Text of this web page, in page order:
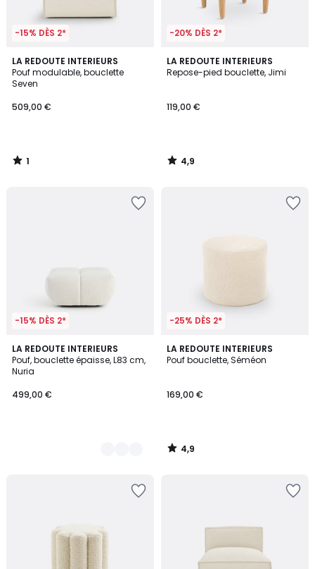
-15% DÈS 2*
LA REDOUTE INTERIEURS
Pouf modulable, bouclette
Seven
509,00 €
1
/
5
1
/
-20% DÈS 2*
LA REDOUTE INTERIEURS
Repose-pied bouclette, Jimi
119,00 €
4,9
/ 5
4,9
/
-15% DÈS 2*
LA REDOUTE INTERIEURS
Pouf, bouclette épaisse, L83 cm,
Nuria
499,00 €
4
Couleurs
-25% DÈS 2*
LA REDOUTE INTERIEURS
Pouf bouclette, Séméon
169,00 €
4,9
/ 5
4,9
/